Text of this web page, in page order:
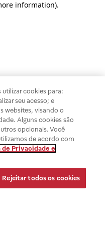
information).
cookies para:
seu acesso; e
websites, visando o
Alguns cookies são
opcionais. Você
de acordo com
de Privacidade e
Rejeitar todos os cookies